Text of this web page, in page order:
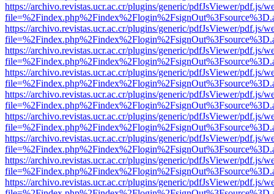
https://archivo.revistas.ucr.ac.cr/plugins/generic/pdfJsViewer/pdf.js/
https://archivo.revistas.ucr.ac.cr/plugins/generic/pdfJsViewer/pdf.js/
https://archivo.revistas.ucr.ac.cr/plugins/generic/pdfJsViewer/pdf.js/
https://archivo.revistas.ucr.ac.cr/plugins/generic/pdfJsViewer/pdf.js/
https://archivo.revistas.ucr.ac.cr/plugins/generic/pdfJsViewer/pdf.js/
https://archivo.revistas.ucr.ac.cr/plugins/generic/pdfJsViewer/pdf.js/
https://archivo.revistas.ucr.ac.cr/plugins/generic/pdfJsViewer/pdf.js/
https://archivo.revistas.ucr.ac.cr/plugins/generic/pdfJsViewer/pdf.js/
https://archivo.revistas.ucr.ac.cr/plugins/generic/pdfJsViewer/pdf.js/